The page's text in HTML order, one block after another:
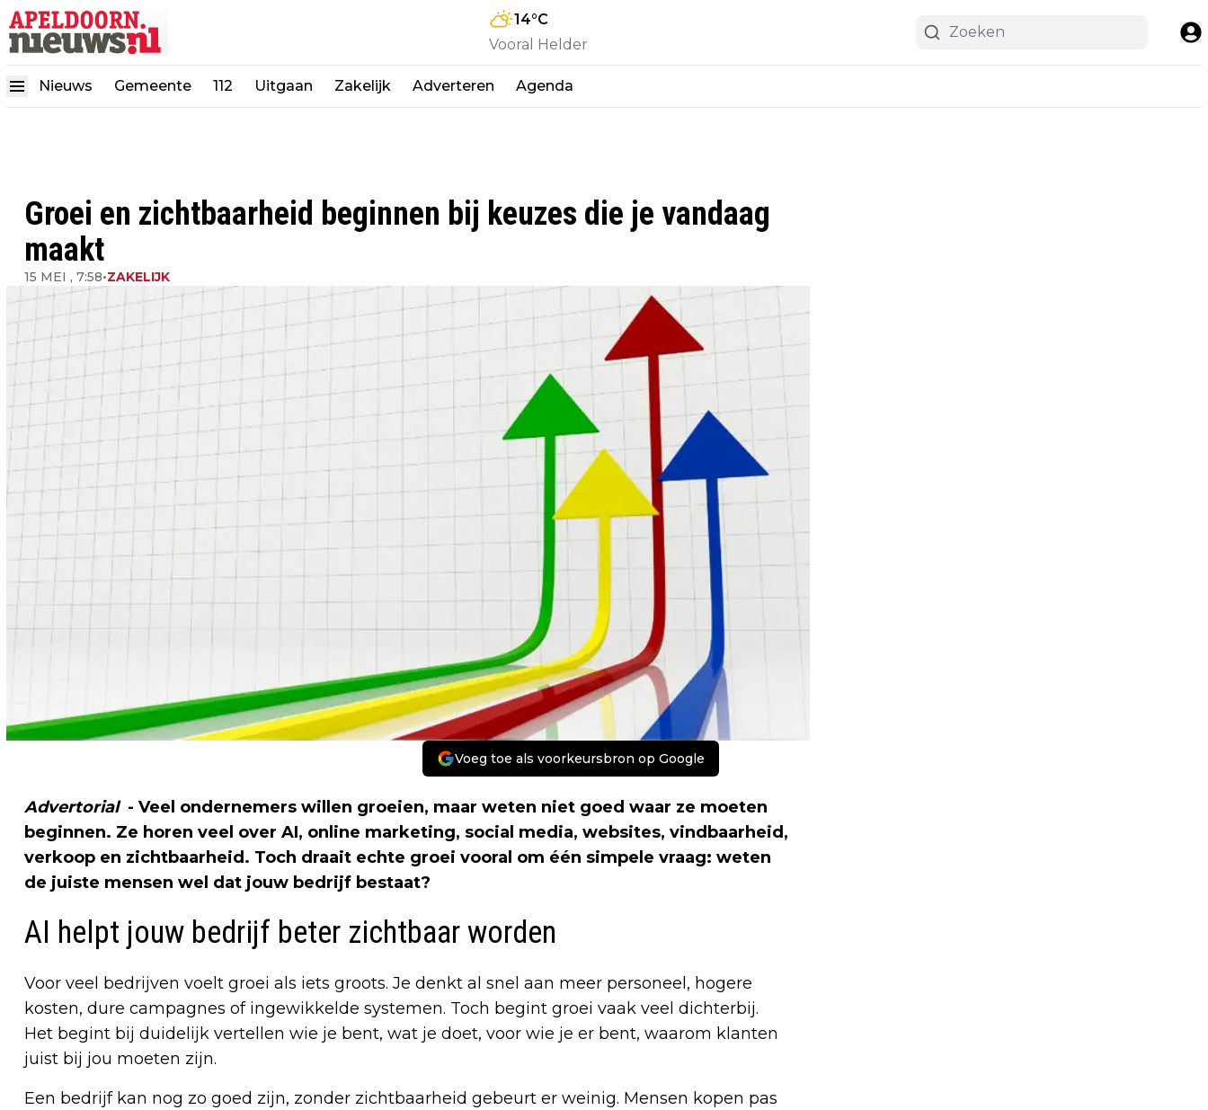
14°C
Vooral Helder
Nieuws Gemeente 112 Uitgaan Zakelijk Adverteren Agenda
Groei en zichtbaarheid beginnen bij keuzes die je vandaag
maakt
15 MEI , 7:58•ZAKELIJK
Voeg toe als voorkeursbron op Google
Advertorial- Veel ondernemers willen groeien, maar weten niet goed waar ze moeten
beginnen. Ze horen veel over AI, online marketing, social media, websites, vindbaarheid,
verkoop en zichtbaarheid. Toch draait echte groei vooral om één simpele vraag: weten
de juiste mensen wel dat jouw bedrijf bestaat?
AI helpt jouw bedrijf beter zichtbaar worden
Voor veel bedrijven voelt groei als iets groots. Je denkt al snel aan meer personeel, hogere
kosten, dure campagnes of ingewikkelde systemen. Toch begint groei vaak veel dichterbij.
Het begint bij duidelijk vertellen wie je bent, wat je doet, voor wie je er bent, waarom klanten
juist bij jou moeten zijn.
Een bedrijf kan nog zo goed zijn, zonder zichtbaarheid gebeurt er weinig. Mensen kopen pas